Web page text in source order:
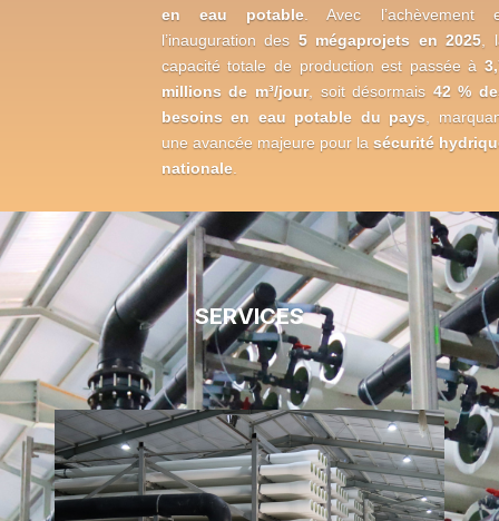
en eau potable. Avec l’achèvement
l’inauguration des 5 mégaprojets en 2025,
capacité totale de production est passée à
millions de m³/jour, soit désormais 42 %
besoins en eau potable du pays,
une avancée majeure pour la sécurité
nationale.
SERVICES